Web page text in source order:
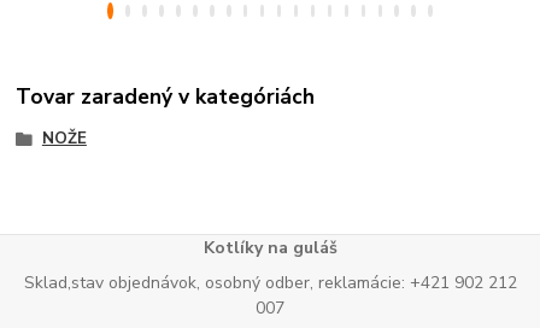
Tovar zaradený v kategóriách
NOŽE
Kotlíky na guláš
Sklad,stav objednávok, osobný odber, reklamácie: +421 902 212
007